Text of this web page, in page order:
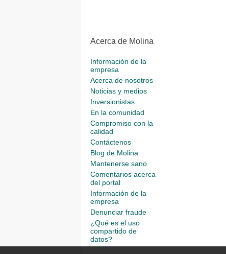
Acerca de Molina
Información de la
empresa
Acerca de nosotros
Noticias y medios
Inversionistas
En la comunidad
Compromiso con la
calidad
Contáctenos
Blog de Molina
Mantenerse sano
Comentarios acerca
del portal
Información de la
empresa
Denunciar fraude
¿Qué es el uso
compartido de
datos?